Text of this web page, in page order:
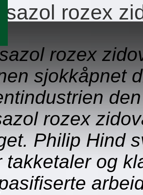
rozex
rozex
sjokkåpnet
rozex
Philip Hind
takketaler og